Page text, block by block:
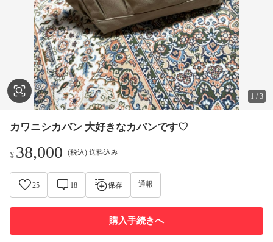
1 /3
カワニシカバン 大好きなカバンです♡
¥38,000 (税込) 送料込み
25 18 保存 通報
購入手続きへ